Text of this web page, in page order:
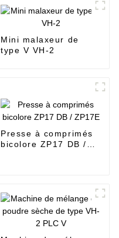
Mini malaxeur de
type V VH-2
Presse à comprimés
bicolore ZP17 DB /